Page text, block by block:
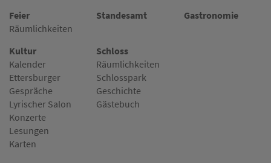
Feier
Räumlichkeiten
Standesamt Gastronomie
Kultur
Kalender
Ettersburger
Gespräche
Lyrischer Salon
Konzerte
Lesungen
Karten
Schloss
Räumlichkeiten
Schlosspark
Geschichte
Gästebuch